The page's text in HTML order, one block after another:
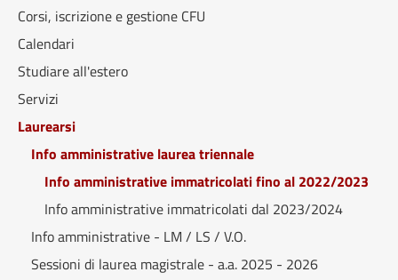
Corsi, iscrizione e gestione CFU
Calendari
Studiare all'estero
Servizi
Laurearsi
Info amministrative laurea triennale
Info amministrative immatricolati fino al 2022/2023
Info amministrative immatricolati dal 2023/2024
Info amministrative - LM / LS / V.O.
Sessioni di laurea magistrale - a.a. 2025 - 2026